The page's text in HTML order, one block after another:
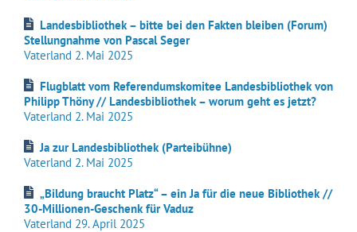
Landesbibliothek – bitte bei den Fakten bleiben (Forum)
Stellungnahme von Pascal Seger
Vaterland 2. Mai 2025
Flugblatt vom Referendumskomitee Landesbibliothek von
Philipp Thöny // Landesbibliothek – worum geht es jetzt?
Vaterland 2. Mai 2025
Ja zur Landesbibliothek (Parteibühne)
Vaterland 2. Mai 2025
„Bildung braucht Platz“ – ein Ja für die neue Bibliothek //
30-Millionen-Geschenk für Vaduz
Vaterland 29. April 2025